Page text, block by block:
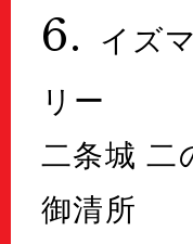
6.
イズ
リー
二条城 二
御清所